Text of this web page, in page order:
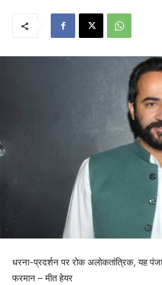
धरना-प्रदर्शन पर रोक अलोकतांत्रिक, यह
फरमान – मीत हेयर